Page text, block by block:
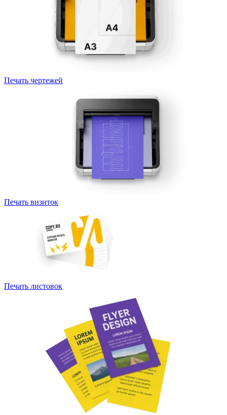
Печать чертежей
Печать визиток
Печать листовок